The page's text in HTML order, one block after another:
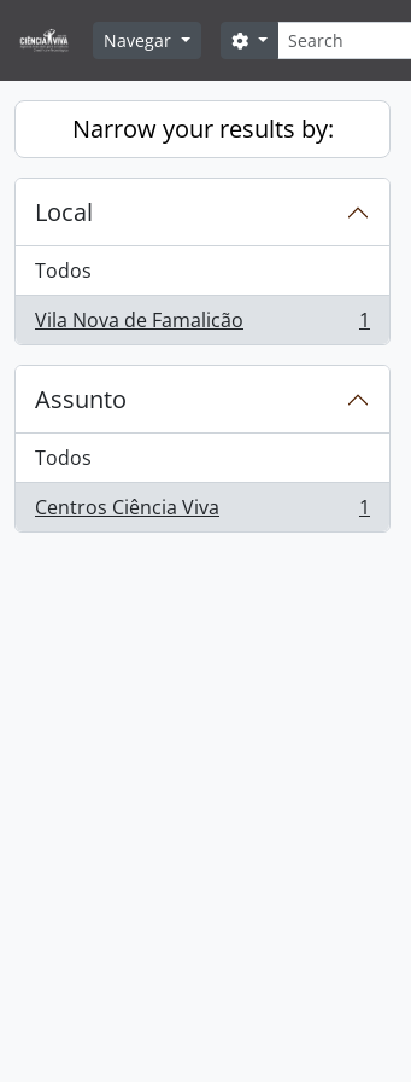
Navegar
Pesquisar
Search options
Narrow your results by:
Local
Todos
Vila Nova de Famalicão
, 1 resultados 1
Assunto
Todos
Centros Ciência Viva
, 1 resultados 1